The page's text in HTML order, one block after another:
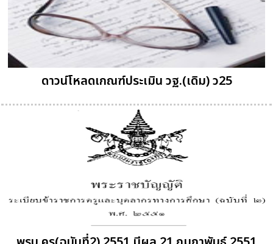
ดาวน์โหลดเกณฑ์ประเมิน วฐ.(เดิม) ว25